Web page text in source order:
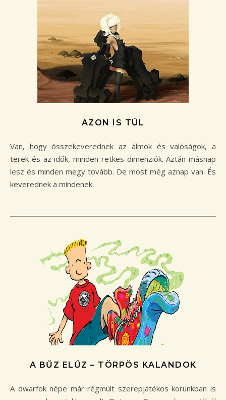
AZON IS TÚL
Van, hogy összekeverednek az álmok és valóságok, a
terek és az idők, minden retkes dimenziók. Aztán másnap
lesz és minden megy tovább. De most még aznap van. És
keverednek a mindenek.
A BŰZ ELŰZ – TÖRPÖS KALANDOK
A dwarfok népe már régmúlt szerepjátékos korunkban is